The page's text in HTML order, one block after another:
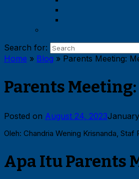
Search for:
Home » Blog » Parents Meeting:
Parents
Posted on August 24, 2023
Oleh: Chandria Wening Krisnanda, Staf
Apa Itu Parents